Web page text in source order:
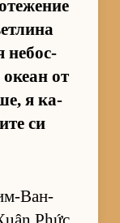
не­бос­
от
я ка­
си
Ван-